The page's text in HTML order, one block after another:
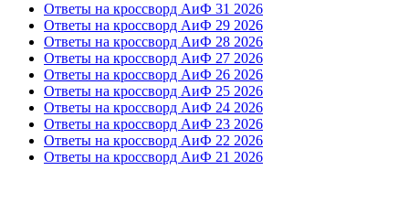
Ответы на кроссворд АиФ 31 2026
Ответы на кроссворд АиФ 29 2026
Ответы на кроссворд АиФ 28 2026
Ответы на кроссворд АиФ 27 2026
Ответы на кроссворд АиФ 26 2026
Ответы на кроссворд АиФ 25 2026
Ответы на кроссворд АиФ 24 2026
Ответы на кроссворд АиФ 23 2026
Ответы на кроссворд АиФ 22 2026
Ответы на кроссворд АиФ 21 2026